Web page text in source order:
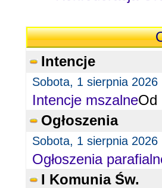
Intencje
Sobota, 1 sierpnia 2026
Intencje mszalneOd
Ogłoszenia
Sobota, 1 sierpnia 2026
Ogłoszenia
I Komunia Św.